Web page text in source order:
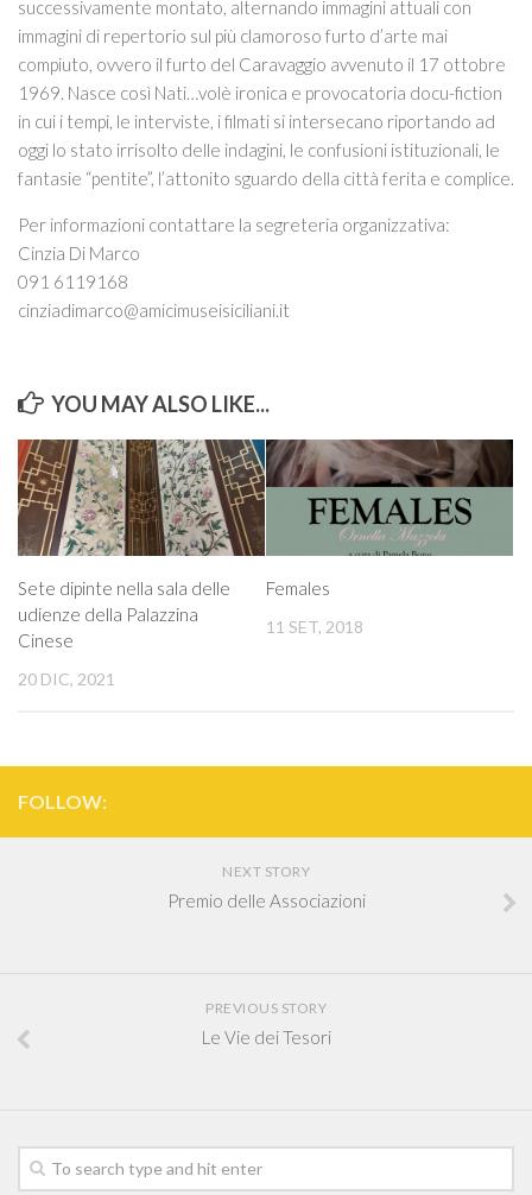
successivamente montato, alternando immagini attuali con
immagini di repertorio sul più clamoroso furto d’arte mai
compiuto, ovvero il furto del Caravaggio avvenuto il 17 ottobre
1969. Nasce così Nati…volè ironica e provocatoria docu-fiction
in cui i tempi, le interviste, i filmati si intersecano riportando ad
oggi lo stato irrisolto delle indagini, le confusioni istituzionali, le
fantasie “pentite”, l’attonito sguardo della città ferita e complice.
Per informazioni contattare la segreteria organizzativa:
Cinzia Di Marco
091 6119168
cinziadimarco@amicimuseisiciliani.it
YOU MAY ALSO LIKE...
Sete dipinte nella sala delle
udienze della Palazzina
Cinese
20 DIC, 2021
Females
11 SET, 2018
FOLLOW:
NEXT STORY
Premio delle Associazioni
PREVIOUS STORY
Le Vie dei Tesori